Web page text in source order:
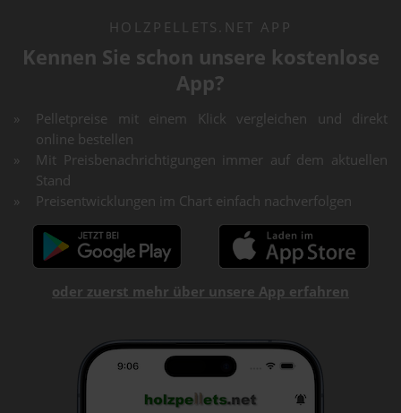
HOLZPELLETS.NET APP
Kennen Sie schon unsere kostenlose
App?
Pelletpreise mit einem Klick vergleichen und direkt
online bestellen
Mit Preisbenachrichtigungen immer auf dem aktuellen
Stand
Preisentwicklungen im Chart einfach nachverfolgen
oder zuerst mehr über unsere App erfahren